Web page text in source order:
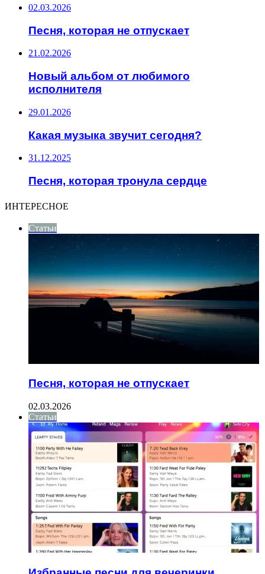
02.03.2026
Песня, которая не отпускает
21.02.2026
Новый альбом от любимого
исполнителя
29.01.2026
Какая музыка звучит сегодня?
31.12.2025
Песня, которая тронула сердце
ИНТЕРЕСНОЕ
Статьи
Песня, которая не отпускает
02.03.2026
Статьи